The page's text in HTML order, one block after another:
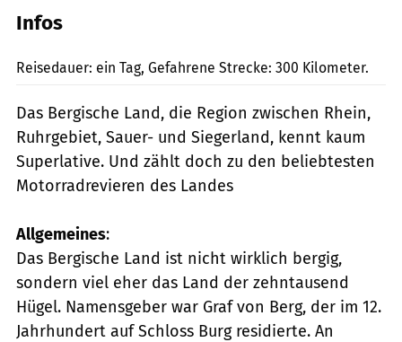
Infos
Reisedauer: ein Tag, Gefahrene Strecke: 300 Kilometer.
Das Bergische Land, die Region zwischen Rhein,
Ruhrgebiet, Sauer- und Siegerland, kennt kaum
Superlative. Und zählt doch zu den beliebtesten
Motorradrevieren des Landes
Allgemeines:
Das Bergische Land ist nicht wirklich bergig,
sondern viel eher das Land der zehntausend
Hügel. Namensgeber war Graf von Berg, der im 12.
Jahrhundert auf Schloss Burg residierte. An